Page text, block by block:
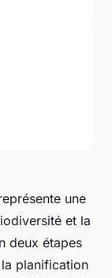
une
et la
deux étapes
planification